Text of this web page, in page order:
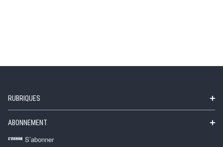
RUBRIQUES
ABONNEMENT
S’abonner